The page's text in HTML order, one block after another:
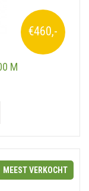
€460,-
M
MEEST VERKOCHT